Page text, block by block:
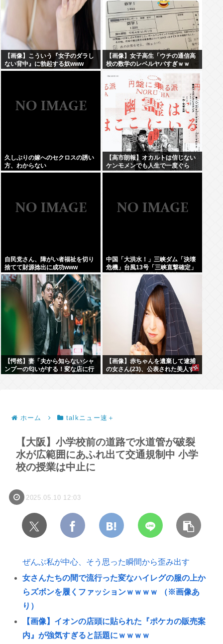
【画像】こういう『女子のダラし
ない背中』に勃起する奴www
【画像】女子高生「ウチの通信高
校の数学のレベルヤバすぎｗｗ
久しぶりの嫁へのセクロスの誘い
方、わからない
【高市朗報】オカルトは信じない
ケンモメンでも人生で一度ぐら
い"超自然的な体験"した事あるん
自民党さん、障がい者福祉を切り
捨てて財源捻出に成功www
中国「大洪水！」三峡ダム「決壊
危機」台風13号「三峡直撃確定」
日本「最も強い勢力で接近！（伊
勢湾台風級」台風13号と15号「中
国本土でぶつかり合う（前代未
【愕然】妻「夫から知らないシャ
ンプーの匂いがする！変な店に行
【画像】赤ちゃんを遺棄して逮捕
の女さん(23)、公表された美人す
ホーム talkニュー速＋
【大阪】小学校前の道路で水道管が破裂
水が広範囲にあふれ出て交通規制中 小学
校の授業は中止に
2025.05.10 12:03
ぜんぶ私が中心、そう思った瞬間から歪み出す
女さんたちの間で流行った変なハイレグの服の上か
らズボンを履くファッションｗｗｗｗ （※画像あ
り）
【画像】イオンの店頭に貼られた『ポケカの販売案
内』が強気すぎると話題にｗｗｗｗ